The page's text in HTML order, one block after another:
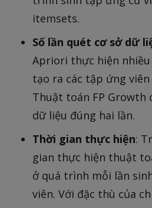
itemsets.
Số lần quét cơ sở dữ
Apriori thực hiện
tạo ra các tập ứng
Thuật toán FP Growth
dữ liệu đúng hai lần.
Thời gian thực hiện:
gian thực hiện thuật
ở quá trình mỗi lần
viên. Với đặc thù của